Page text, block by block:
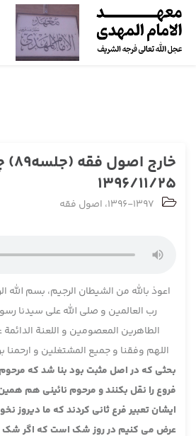
1396/11/25
1396-1397، اصول فقه
اعوذ بالله من الشیطان الرجیم، بسم الله
رب العالمین و صلی الله علی سیدنا
الطاهرین المعصومین و اللعنة
اللهم وفقنا و جمیع المشتغلین و ارحمنا
بحثی که در اصل مثبت بود بنا شد که
فروع را نقل بکنند و مرحوم نائینی هم
ایشان تعبیر فرع ثانی کردند که ما دیروز
عرض می کنیم در روز شک است که اگر شک